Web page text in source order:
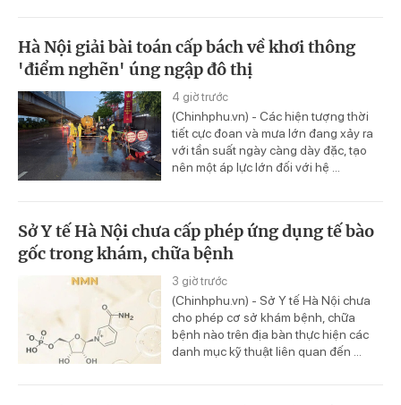
Hà Nội giải bài toán cấp bách về khơi thông
'điểm nghẽn' úng ngập đô thị
4 giờ trước
(Chinhphu.vn) - Các hiện tượng thời
tiết cực đoan và mưa lớn đang xảy ra
với tần suất ngày càng dày đặc, tạo
nên một áp lực lớn đối với hệ ...
Sở Y tế Hà Nội chưa cấp phép ứng dụng tế bào
gốc trong khám, chữa bệnh
3 giờ trước
(Chinhphu.vn) - Sở Y tế Hà Nội chưa
cho phép cơ sở khám bệnh, chữa
bệnh nào trên địa bàn thực hiện các
danh mục kỹ thuật liên quan đến ...